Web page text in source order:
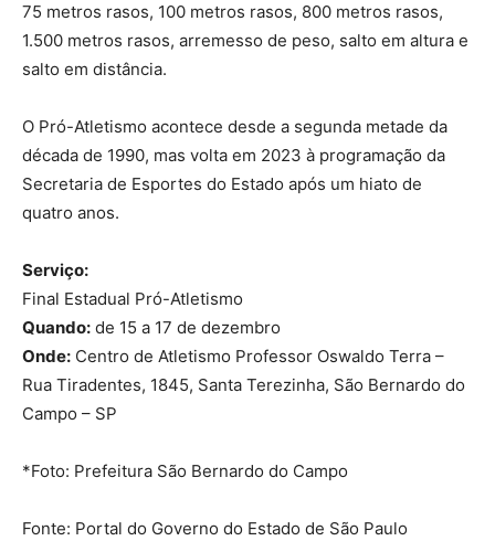
75 metros rasos, 100 metros rasos, 800 metros rasos,
1.500 metros rasos, arremesso de peso, salto em altura e
salto em distância.
O Pró-Atletismo acontece desde a segunda metade da
década de 1990, mas volta em 2023 à programação da
Secretaria de Esportes do Estado após um hiato de
quatro anos.
Serviço:
Final Estadual Pró-Atletismo
Quando: de 15 a 17 de dezembro
Onde: Centro de Atletismo Professor Oswaldo Terra –
Rua Tiradentes, 1845, Santa Terezinha, São Bernardo do
Campo – SP
*Foto: Prefeitura São Bernardo do Campo
Fonte: Portal do Governo do Estado de São Paulo